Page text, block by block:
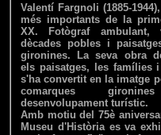
Valentí Fargnoli (1885-
més importants de la
XX. Fotògraf ambulant,
dècades pobles i
gironines. La seva obra
els paisatges, les famílies
s'ha convertit en la imatge
comarques
desenvolupament turístic.
Amb motiu del 75è
Museu d'Història es va